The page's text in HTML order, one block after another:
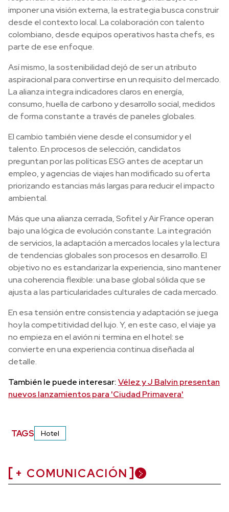
imponer una visión externa, la estrategia busca construir
desde el contexto local. La colaboración con talento
colombiano, desde equipos operativos hasta chefs, es
parte de ese enfoque.
Así mismo, la sostenibilidad dejó de ser un atributo
aspiracional para convertirse en un requisito del mercado.
La alianza integra indicadores claros en energía,
consumo, huella de carbono y desarrollo social, medidos
de forma constante a través de paneles globales.
El cambio también viene desde el consumidor y el
talento. En procesos de selección, candidatos
preguntan por las políticas ESG antes de aceptar un
empleo, y agencias de viajes han modificado su oferta
priorizando estancias más largas para reducir el impacto
ambiental.
Más que una alianza cerrada, Sofitel y Air France operan
bajo una lógica de evolución constante. La integración
de servicios, la adaptación a mercados locales y la lectura
de tendencias globales son procesos en desarrollo. El
objetivo no es estandarizar la experiencia, sino mantener
una coherencia flexible: una base global sólida que se
ajusta a las particularidades culturales de cada mercado.
En esa tensión entre consistencia y adaptación se juega
hoy la competitividad del lujo. Y, en este caso, el viaje ya
no empieza en el avión ni termina en el hotel: se
convierte en una experiencia continua diseñada al
detalle.
También le puede interesar:Vélez y J Balvin presentan
nuevos lanzamientos para 'Ciudad Primavera'
TAGS Hotel
+ COMUNICACIÓN